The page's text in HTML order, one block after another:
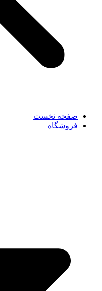
صفحه نخست
فروشگاه